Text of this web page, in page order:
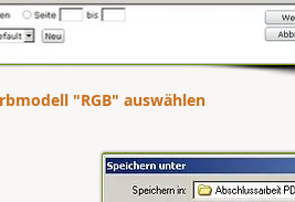
"RGB" auswählen